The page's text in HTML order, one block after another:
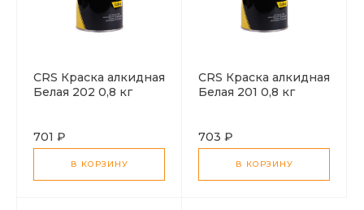
CRS Краска алкидная
Белая 202 0,8 кг
701 ₽
В КОРЗИНУ
CRS Краска алкидная
Белая 201 0,8 кг
703 ₽
В КОРЗИНУ